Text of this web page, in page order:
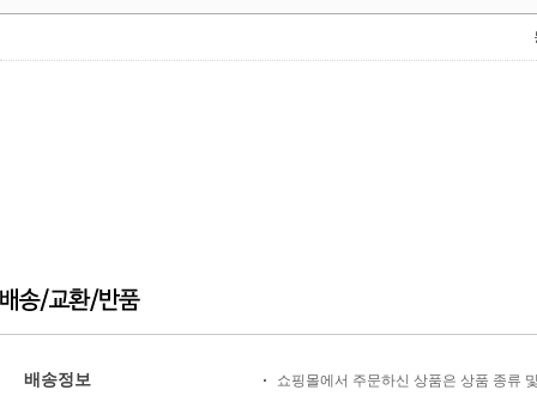
배송정보
쇼핑몰에서 주문하신 상품은 상품 종류